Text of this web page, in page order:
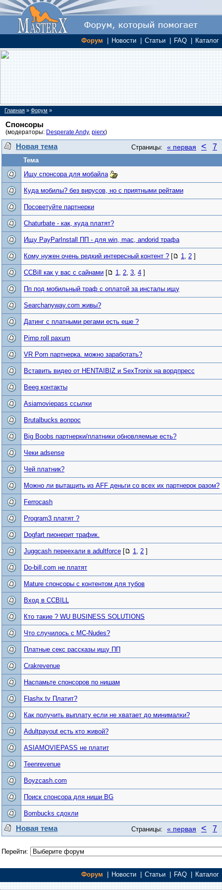
Форум Новости Статьи FAQ Каталог
Главная » Форум »
Спонсоры
(модераторы: Desperate Andy, pierx)
Новая тема Страницы: « первая < 7
Тема
Ищу спонсора для мобайла
Куда мобилы? без вирусов, но с приятными рейтами
Посоветуйте партнерки
Chaturbate - как, куда платят?
Ищу PayParInstall ПП - для win, mac, andorid трафа
Кому нужен очень редкий интересный контент ? [ 1, 2 ]
CCBill как у вас с сайнами [ 1, 2, 3, 4 ]
Пп под мобильный траф с оплатой за инсталы ищу
Searchanyway.com живы?
Датинг с платными регами есть еше ?
Pimp roll paxum
VR Porn партнерка. можно заработать?
Вставить видео от HENTAIBIZ и SexTronix на вордпресс
Beeg контакты
Asiamoviepass ссылки
Brutalbucks вопрос
Big Boobs партнерки/платники обновляемые есть?
Чеки adsense
Чей платник?
Можно ли вытащить из AFF деньги со всех их партнерок разом?
Ferrocash
Program3 платят ?
Dogfart пионерит трафик.
Juggcash переехали в adultforce [ 1, 2 ]
Do-bill.com не платят
Mature спонсоры с контентом для тубов
Вход в CCBILL
Кто такие ? WU BUSINESS SOLUTIONS
Что случилось с MC-Nudes?
Платные секс рассказы ищу ПП
Crakrevenue
Наспамьте спонсоров по нишам
Flashx.tv Платит?
Как получить выплату если не хватает до минималки?
Adultpayout есть кто живой?
ASIAMOVIEPASS не платит
Teenrevenue
Boyzcash.com
Поиск спонсора для ниши BG
Bombucks сдохли
Новая тема Страницы: « первая < 7
Перейти:
Форум Новости Статьи FAQ Каталог